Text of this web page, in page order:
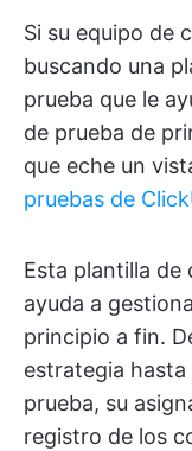
Si su equipo de
buscando una
prueba que le
de prueba de
que eche un
pruebas de
Esta plantilla de
ayuda a
principio a fin.
estrategia
prueba, su
registro de los